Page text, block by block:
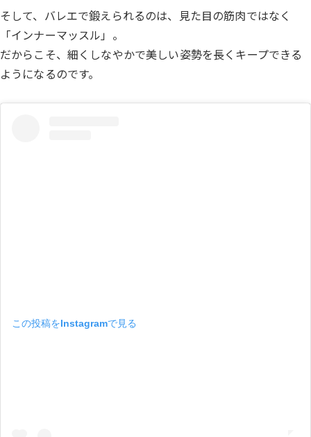
そして、バレエで鍛えられるのは、見た目の筋肉ではなく
「インナーマッスル」。
だからこそ、細くしなやかで美しい姿勢を長くキープできる
ようになるのです。
この投稿をInstagramで見る